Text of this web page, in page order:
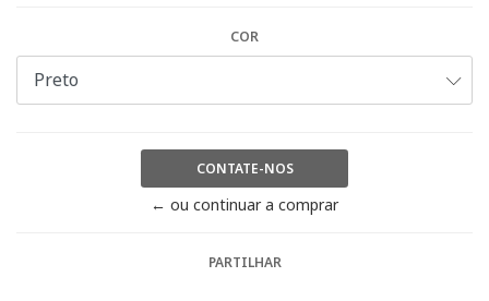
COR
CONTATE-NOS
← ou continuar a comprar
PARTILHAR